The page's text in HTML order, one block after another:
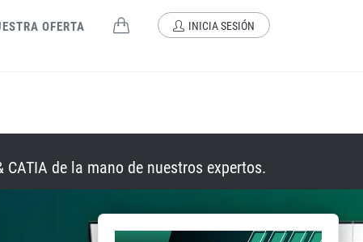
OFERTA INICIA SESIÓN
de la mano de nuestros expertos.